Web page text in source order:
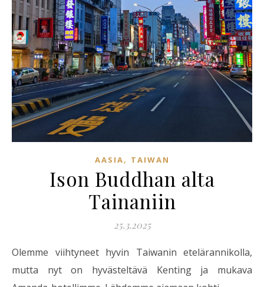
AASIA, TAIWAN
Ison Buddhan alta
Tainaniin
25.3.2025
Olemme viihtyneet hyvin Taiwanin etelärannikolla,
mutta nyt on hyvästeltävä Kenting ja mukava